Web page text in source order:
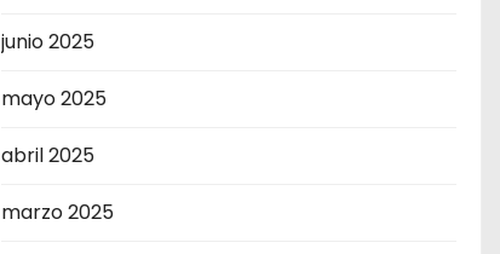
junio 2025
mayo 2025
abril 2025
marzo 2025